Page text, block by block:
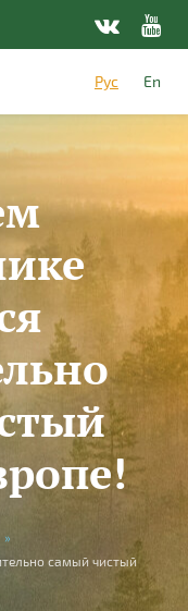
Рус
En
»
самый чистый